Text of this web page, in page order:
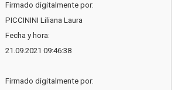
Firmado digitalmente por:
PICCININI Liliana Laura
Fecha y hora:
21.09.2021 09:46:38
Firmado digitalmente por: